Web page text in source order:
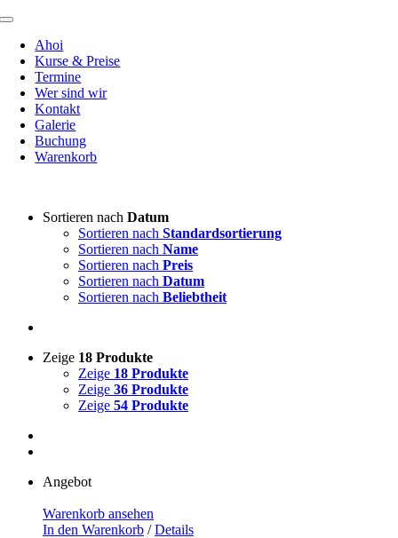
Zum
springen
Toggle
Navigation
Ahoi
Kurse & Preise
Termine
Wer sind wir
Kontakt
Galerie
Buchung
Warenkorb
Sortieren nach Datum
Sortieren nach Standardsortierung
Sortieren nach Name
Sortieren nach Preis
Sortieren nach Datum
Sortieren nach Beliebtheit
Zeige 18 Produkte
Zeige 18 Produkte
Zeige 36 Produkte
Zeige 54 Produkte
Angebot
Warenkorb ansehen
In den Warenkorb / Details